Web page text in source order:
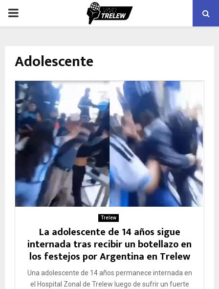
PRIMARY
Adolescente
Trelew
La adolescente de 14 años sigue
internada tras recibir un botellazo en
los festejos por Argentina en Trelew
Una adolescente de 14 años permanece internada en
el Hospital Zonal de Trelew luego de sufrir un fuerte